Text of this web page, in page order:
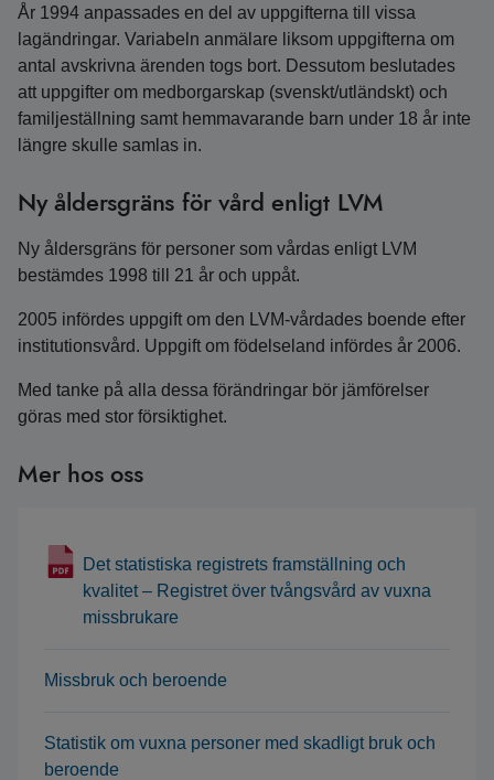
År 1994 anpassades en del av uppgifterna till vissa
lagändringar. Variabeln anmälare liksom uppgifterna om
antal avskrivna ärenden togs bort. Dessutom beslutades
att uppgifter om medborgarskap (svenskt/utländskt) och
familjeställning samt hemmavarande barn under 18 år inte
längre skulle samlas in.
Ny åldersgräns för vård enligt LVM
Ny åldersgräns för personer som vårdas enligt LVM
bestämdes 1998 till 21 år och uppåt.
2005 infördes uppgift om den LVM-vårdades boende efter
institutionsvård. Uppgift om födelseland infördes år 2006.
Med tanke på alla dessa förändringar bör jämförelser
göras med stor försiktighet.
Mer hos oss
Det statistiska registrets framställning och
kvalitet – Registret över tvångsvård av vuxna
missbrukare
Missbruk och beroende
Statistik om vuxna personer med skadligt bruk och
beroende